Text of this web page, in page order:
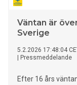
Väntan är
Sverige
5.2.2026 17:48:04
Pressmeddelande
Efter 16 års